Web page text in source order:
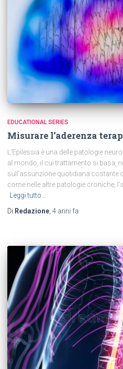
EDUCATIONAL SERIES
Misurare l’aderenza
L’Epilessia è una delle patologie
al mondo, il cui trattamento si basa,
sull’assunzione quotidiana costante
come nelle altre patologie croniche,
Leggi tutto…
Di Redazione 4 anni fa